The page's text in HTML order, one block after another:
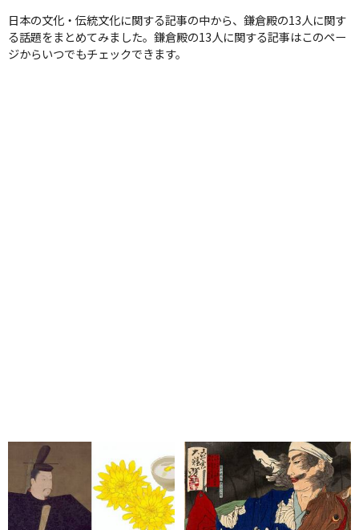
日本の文化・伝統文化に関する記事の中から、鎌倉殿の13人に関す
る話題をまとめてみました。鎌倉殿の13人に関する記事はこのペー
ジからいつでもチェックできます。